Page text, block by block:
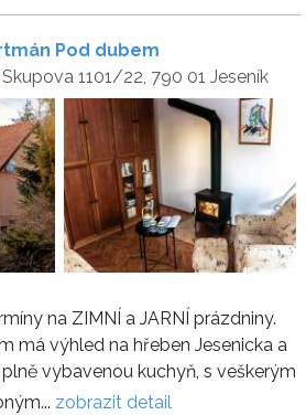
Pod dubem
Skupova 1101/22, 790 01 Jeseník
na ZIMNÍ a JARNÍ prázdniny.
má výhled na hřeben Jesenicka a
vybavenou kuchyň, s veškerým
zobrazit detail